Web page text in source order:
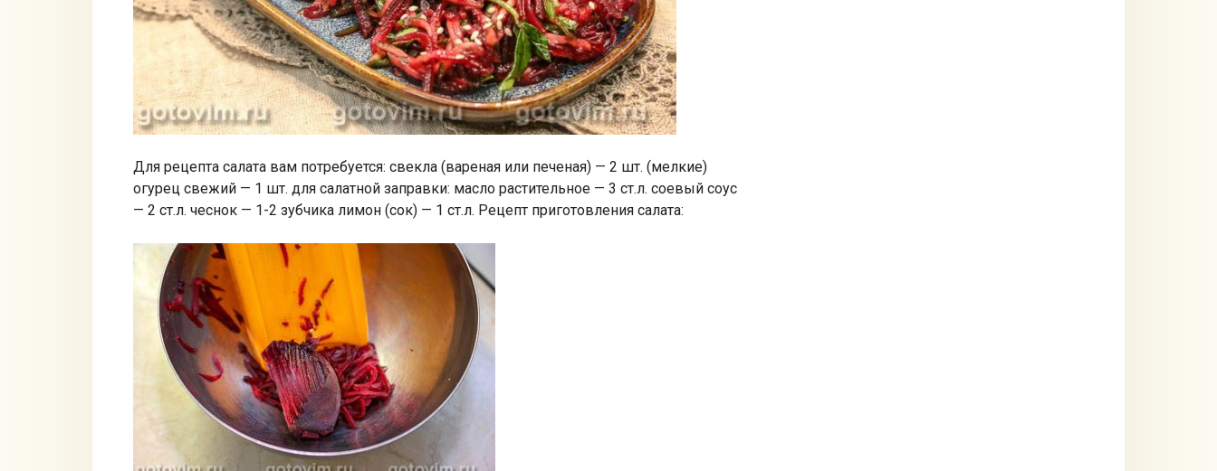
Для рецепта салата вам потребуется: свекла (вареная или печеная) — 2 шт. (мелкие)
огурец свежий — 1 шт. для салатной заправки: масло растительное — 3 ст.л. соевый соус
— 2 ст.л. чеснок — 1-2 зубчика лимон (сок) — 1 ст.л. Рецепт приготовления салата: